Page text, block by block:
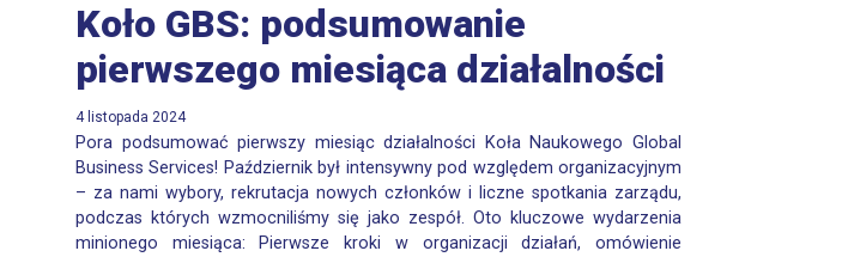
Koło GBS: podsumowanie
pierwszego miesiąca działalności
4 listopada 2024
Pora podsumować pierwszy miesiąc działalności Koła Naukowego Global
Business Services! Październik był intensywny pod względem organizacyjnym
– za nami wybory, rekrutacja nowych członków i liczne spotkania zarządu,
podczas których wzmocniliśmy się jako zespół. Oto kluczowe wydarzenia
minionego miesiąca: Pierwsze kroki w organizacji działań, omówienie